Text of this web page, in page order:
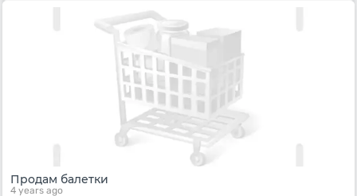
Продам балетки
4 years ago